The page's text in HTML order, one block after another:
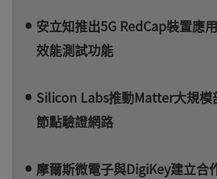
安立知推出5G RedCap裝置
效能測試功能
Silicon Labs推動Matter大規
節點驗證網路
摩爾斯微電子與DigiKey建立